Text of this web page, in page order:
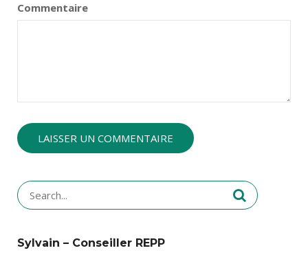
Commentaire
Search
for:
Sylvain – Conseiller REPP